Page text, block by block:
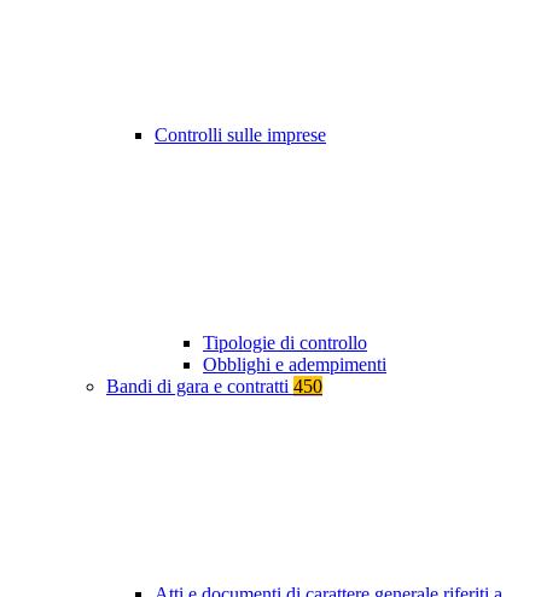
Controlli sulle imprese
Tipologie di controllo
Obblighi e adempimenti
Bandi di gara e contratti 450